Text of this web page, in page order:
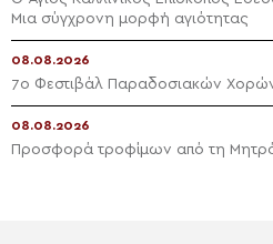
Μια σύγχρονη μορφή αγιότητας
08.08.2026
7ο Φεστιβάλ Παραδοσιακών
08.08.2026
Προσφορά τροφίμων από τη